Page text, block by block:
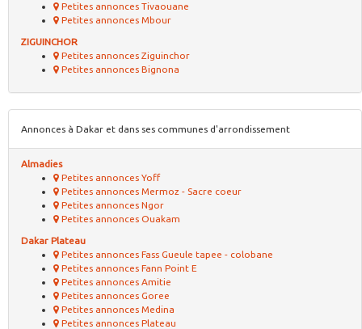
Petites annonces Tivaouane
Petites annonces Mbour
ZIGUINCHOR
Petites annonces Ziguinchor
Petites annonces Bignona
Annonces à Dakar et dans ses communes d'arrondissement
Almadies
Petites annonces Yoff
Petites annonces Mermoz - Sacre coeur
Petites annonces Ngor
Petites annonces Ouakam
Dakar Plateau
Petites annonces Fass Gueule tapee - colobane
Petites annonces Fann Point E
Petites annonces Amitie
Petites annonces Goree
Petites annonces Medina
Petites annonces Plateau